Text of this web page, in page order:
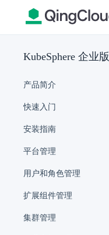
KubeSphere 企业版
产品简介
快速入门
安装指南
平台管理
用户和角色管理
扩展组件管理
集群管理